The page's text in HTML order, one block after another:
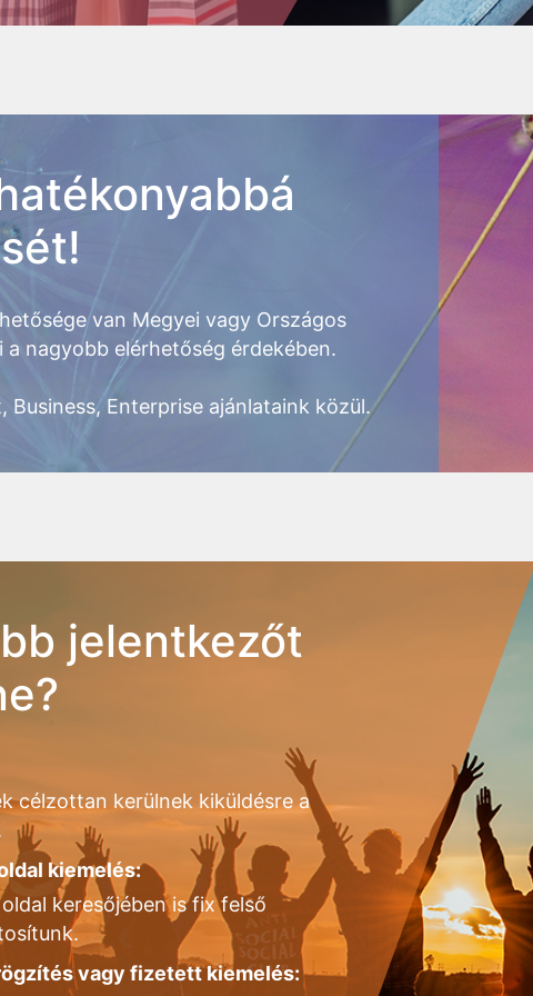
van Megyei vagy Országos
nagyobb elérhetőség érdekében.
Business, Enterprise ajánlataink közül.
jelentkezőt
célzottan kerülnek kiküldésre a
kiemelés:
keresőjében is fix felső
vagy fizetett kiemelés: